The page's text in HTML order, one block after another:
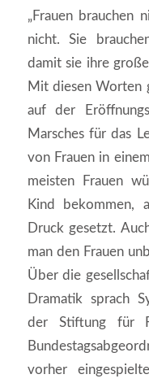
„Frauen brauchen
nicht. Sie
damit sie ihre
Mit diesen Worten
auf der
Marsches für das
von Frauen in
meisten Frauen
Kind bekommen,
Druck gesetzt.
man den Frauen
Über die
Dramatik sprach
der Stiftung für
vorher